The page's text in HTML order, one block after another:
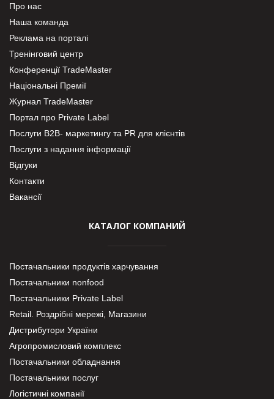
Про нас
Наша команда
Реклама на порталі
Тренінговий центр
Конференції TradeMaster
Національні Премії
Журнал TradeMaster
Портал про Private Label
Послуги В2В- маркетингу та PR для клієнтів
Послуги з надання інформації
Відгуки
Контакти
Вакансії
КАТАЛОГ КОМПАНИЙ
Постачальники продуктів харчування
Постачальники nonfood
Постачальники Private Label
Retail. Роздрібні мережі, Магазини
Дистрибутори України
Агропромисловий комплекс
Постачальники обладнання
Постачальники послуг
Логістичні компанії